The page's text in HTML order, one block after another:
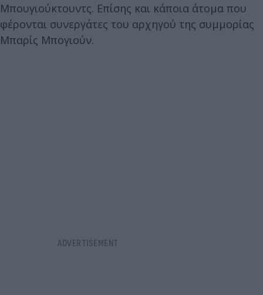
Μπουγιούκτουντς. Επίσης και κάποια άτομα που
φέρονται συνεργάτες του αρχηγού της συμμορίας
Μπαρίς Μπογιούν.